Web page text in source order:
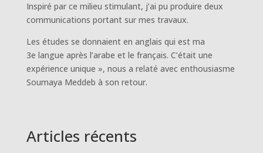
Inspiré par ce milieu stimulant, j’ai pu produire deux
communications portant sur mes travaux.
Les études se donnaient en anglais qui est ma
3e langue après l’arabe et le français. C’était une
expérience unique », nous a relaté avec enthousiasme
Soumaya Meddeb à son retour.
Articles récents